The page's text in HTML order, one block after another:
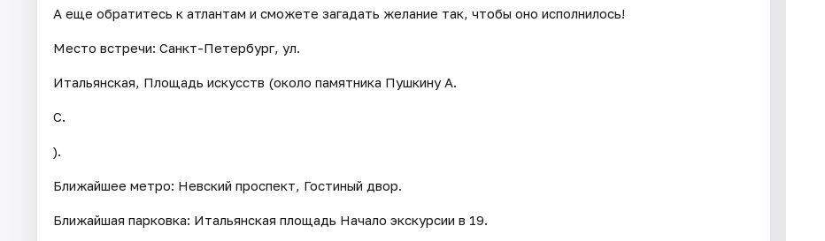
А еще обратитесь к атлантам и сможете загадать желание так, чтобы оно исполнилось!
Место встречи: Санкт-Петербург, ул.
Итальянская, Площадь искусств (около памятника Пушкину А.
С.
).
Ближайшее метро: Невский проспект, Гостиный двор.
Ближайшая парковка: Итальянская площадь Начало экскурсии в 19.